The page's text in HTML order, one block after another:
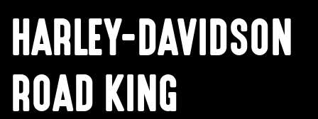
HARLEY-DAVIDSON
ROAD KING